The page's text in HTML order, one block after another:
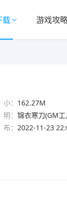
载 游戏攻
： 162.27M
： 锦衣寒刀(GM
： 2022-11-23